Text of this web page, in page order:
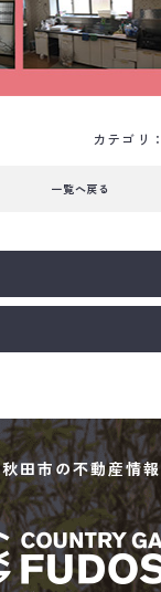
カテゴリ：
一覧へ戻る
秋田市の不動産情報